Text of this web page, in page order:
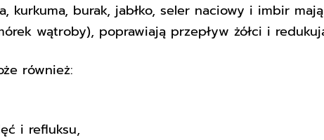
kurkuma, burak, jabłko, seler naciowy i imbir
wątroby), poprawiają przepływ żółci i
również:
i refluksu,